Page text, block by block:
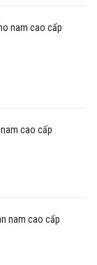
nam cao cấp
cao cấp
nam cao cấp